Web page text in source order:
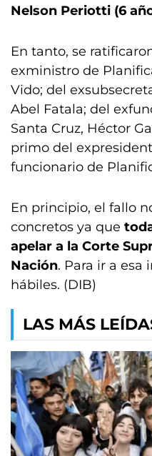
Nelson Periotti (6
En tanto, se
exministro de
Vido; del
Abel Fatala; del
Santa Cruz, Héctor
primo del
funcionario de
En principio, el fallo
concretos ya que
apelar a la Corte
Nación. Para ir a esa
hábiles. (DIB)
LAS MÁS